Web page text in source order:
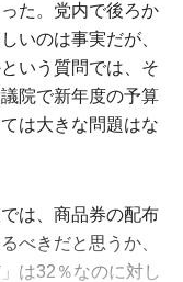
た。党内で後ろか
いのは事実だが、
いう質問では、そ
院で新年度の予算
は大きな問題はな
は、商品券の配布
べきだと思うか、
は32％なのに対し